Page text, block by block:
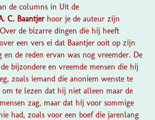
de columns in Uit de
C. Baantjer hoor je de auteur zijn
de bizarre dingen die hij heeft
een vers ei dat Baantjer ooit op zijn
en de reden ervan was nog vreemder. De
bijzondere en vreemde mensen die hij
zoals iemand die anoniem wenste te
te lezen dat hij niet alleen maar de
zag, maar dat hij voor sommige
had, zoals voor een boef die jarenlang